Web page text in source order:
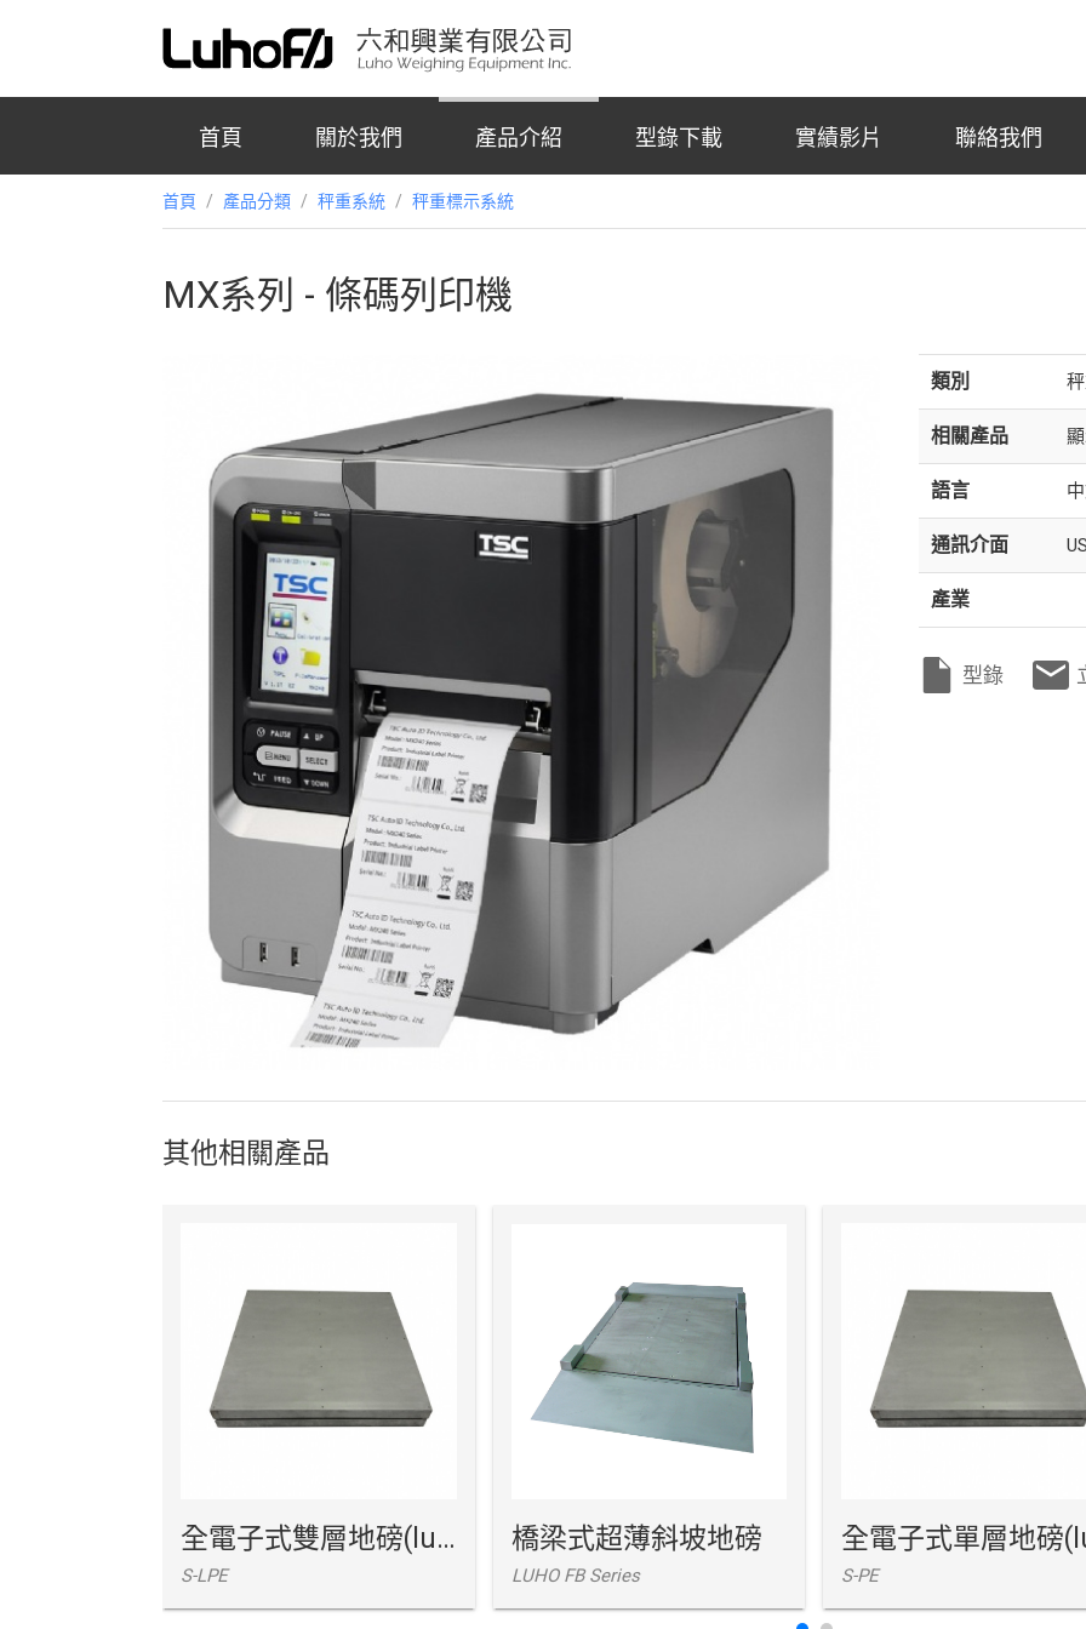
首頁 關於我們 產品介紹 型錄下載 實績影片 聯絡我們
首頁 / 產品分類 / 秤重系統 / 秤重標示系統
MX系列 - 條碼列印機
類別
相關產品
語言
通訊介面
產業
型錄
其他相關產品
全電子式雙層地磅(luho)
S-LPE
橋梁式超薄斜坡地磅
LUHO FB Series S-PE